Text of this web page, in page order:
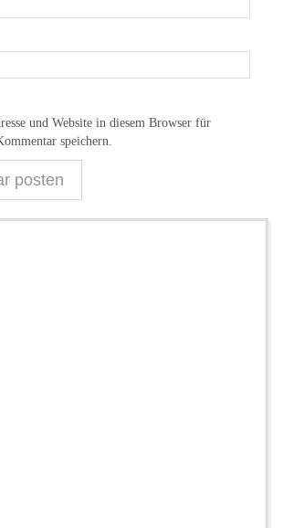
und Website in diesem Browser für
speichern.